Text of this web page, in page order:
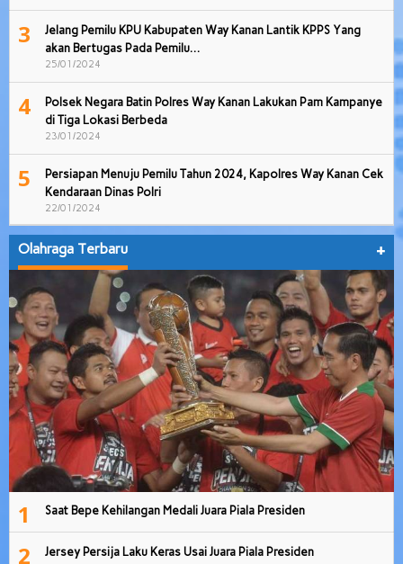
3
Jelang Pemilu KPU Kabupaten Way Kanan Lantik KPPS Yang
akan Bertugas Pada Pemilu…
25/01/2024
4
Polsek Negara Batin Polres Way Kanan Lakukan Pam Kampanye
di Tiga Lokasi Berbeda
23/01/2024
5
Persiapan Menuju Pemilu Tahun 2024, Kapolres Way Kanan Cek
Kendaraan Dinas Polri
22/01/2024
Olahraga Terbaru +
1 Saat Bepe Kehilangan Medali Juara Piala Presiden
2 Jersey Persija Laku Keras Usai Juara Piala Presiden